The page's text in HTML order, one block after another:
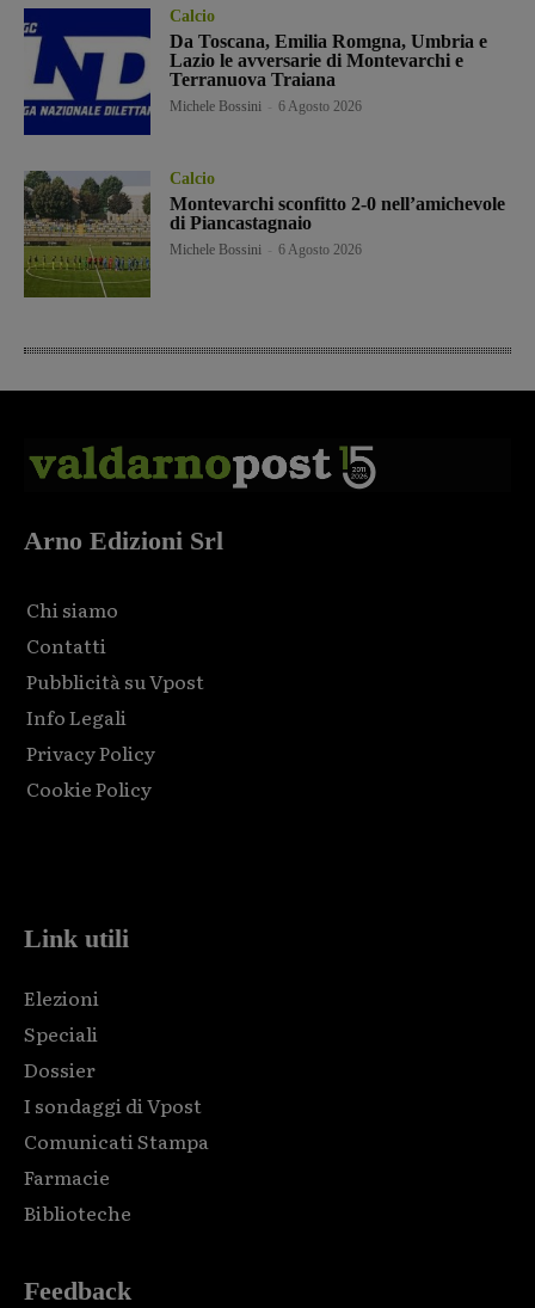
Calcio
Da Toscana, Emilia Romgna, Umbria e
Lazio le avversarie di Montevarchi e
Terranuova Traiana
Michele Bossini 6 Agosto 2026
Calcio
Montevarchi sconfitto 2-0 nell’amichevole
di Piancastagnaio
Michele Bossini 6 Agosto 2026
Arno Edizioni Srl
Chi siamo
Contatti
Pubblicità su Vpost
Info Legali
Privacy Policy
Cookie Policy
Link utili
Elezioni
Speciali
Dossier
I sondaggi di Vpost
Comunicati Stampa
Farmacie
Biblioteche
Feedback